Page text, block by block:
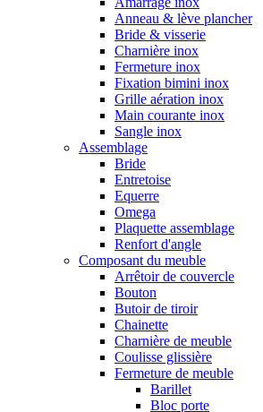
Anneau & lève plancher
Bride & visserie
Charnière inox
Fermeture inox
Fixation bimini inox
Grille aération inox
Main courante inox
Sangle inox
Assemblage
Bride
Entretoise
Equerre
Omega
Plaquette assemblage
Renfort d'angle
Composant du meuble
Arrêtoir de couvercle
Bouton
Butoir de tiroir
Chainette
Charnière de meuble
Coulisse glissière
Fermeture de meuble
Barillet
Bloc porte